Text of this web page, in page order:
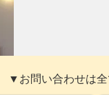
▼お問い合わせは